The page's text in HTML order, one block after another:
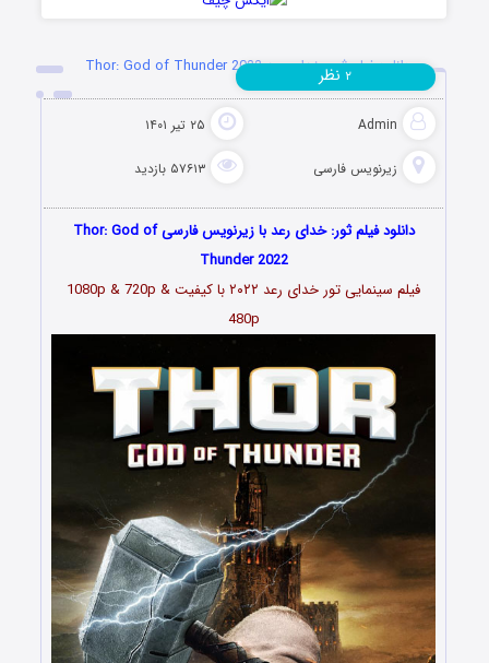
دانلود فیلم ثور: خدای رعد Thor: God of Thunder 2022
Admin ۲۵ تیر ۱۴۰۱
زیرنویس فارسی ۵۷۶۱۳ بازدید
۲ نظر
دانلود فیلم ثور: خدای رعد با زیرنویس فارسی Thor: God of
Thunder 2022
فیلم سینمایی تور خدای رعد ۲۰۲۲
با کیفیت 1080p & 720p &
480p